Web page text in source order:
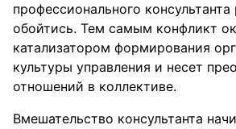
профессионального
обойтись. Тем самым конфликт
катализатором формирования
культуры управления и несет
отношений в коллективе.
Вмешательство консультанта